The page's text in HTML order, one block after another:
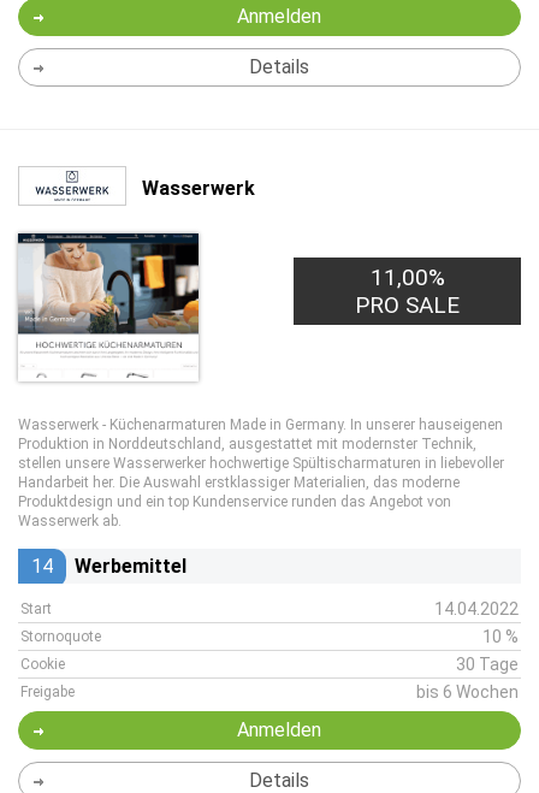
Anmelden
Details
Wasserwerk
11,00%
PRO SALE
Wasserwerk - Küchenarmaturen Made in Germany. In unserer hauseigenen
Produktion in Norddeutschland, ausgestattet mit modernster Technik,
stellen unsere Wasserwerker hochwertige Spültischarmaturen in liebevoller
Handarbeit her. Die Auswahl erstklassiger Materialien, das moderne
Produktdesign und ein top Kundenservice runden das Angebot von
Wasserwerk ab.
14 Werbemittel
Start 14.04.2022
Stornoquote 10 %
Cookie 30 Tage
Freigabe bis 6 Wochen
Anmelden
Details